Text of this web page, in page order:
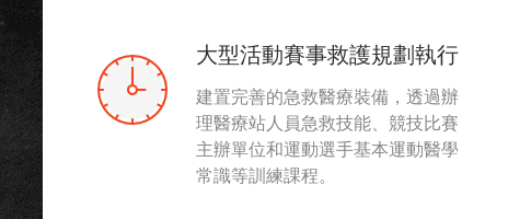
大型活動賽事救護規劃執行
建置完善的急救醫療裝備，透過辦
理醫療站人員急救技能、競技比賽
主辦單位和運動選手基本運動醫學
常識等訓練課程。